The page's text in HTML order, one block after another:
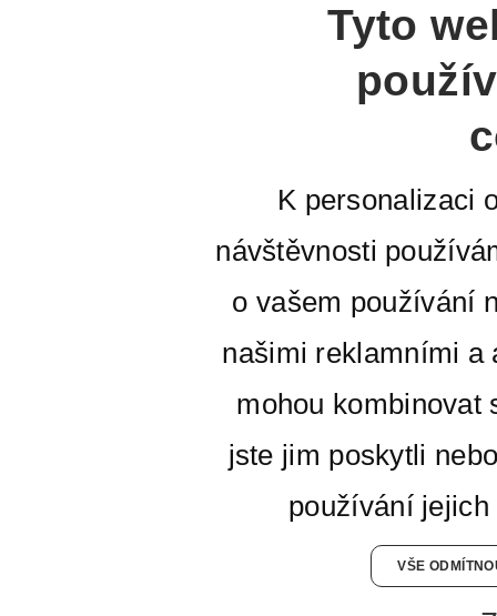
Tyto
K personalizaci
návštěvnosti
o vašem používání
našimi reklamními a
mohou kombinovat
jste jim poskytli
používání
VŠE